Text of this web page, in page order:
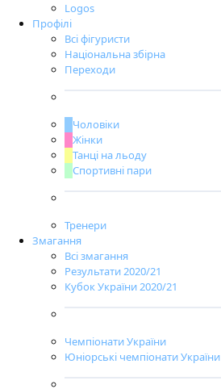
Logos
Профілі
Всі фігуристи
Національна збірна
Переходи
Чоловіки
Жінки
Танці на льоду
Спортивні пари
Тренери
Змагання
Всі змагання
Результати 2020/21
Кубок України 2020/21
Чемпіонати України
Юніорські чемпіонати України